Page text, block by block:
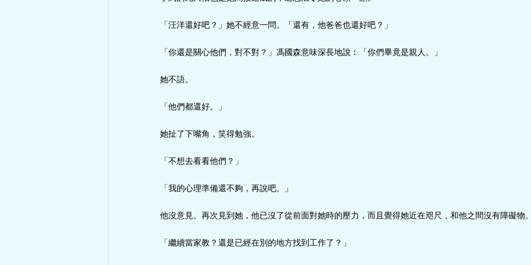
「汪洋還好吧？」她不經意一問。「還有，他爸爸也還好吧？」
「你還是關心他們，對不對？」馮國森意味深長地說︰「你們畢竟是親人。」
她不語。
「他們都還好。」
她扯了下嘴角，笑得勉強。
「不想去看看他們？」
「我的心理準備還不夠，再說吧。」
他沒意見。再次見到她，他已沒了從前面對她時的壓力，而且覺得她近在咫尺，和他之間沒有障礙物
「繼續當家教？還是已經在別的地方找到工作了？」